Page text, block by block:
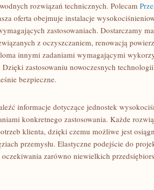
rozwiązań technicznych. Polecam
oferta obejmuje instalacje
zastosowaniach. Dostarczamy
z oczyszczaniem, renowacją
innymi zadaniami wymagającymi
zastosowaniu nowoczesnych
bezpieczne.
informacje dotyczące jednostek
konkretnego zastosowania. Każde
klienta, dzięki czemu możliwe jest
przemysłu. Elastyczne podejście do
oczekiwania zarówno niewielkich